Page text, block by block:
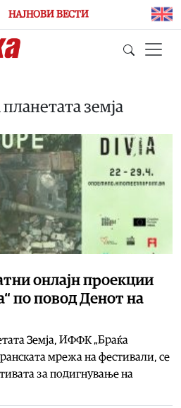
НАЈНОВИ ВЕСТИ
земја
онлајн проекции
по повод Денот на
Земја, ИФФК „Браќа
мрежа на фестивали, се
за подигнување на